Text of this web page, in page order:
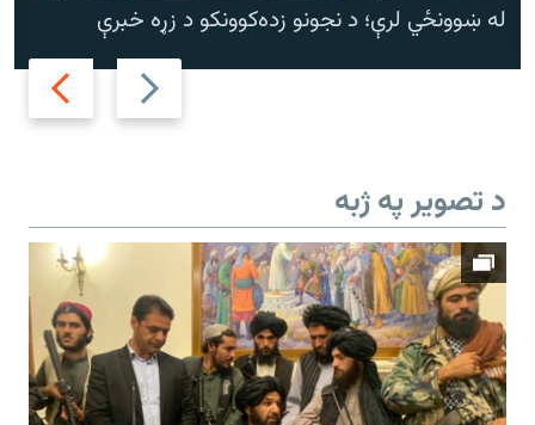
Previous
slide
Next
slide
له ښوونځي لرې؛ د نجونو زده‌کوونکو د زړه خبرې
د تصویر په ژبه